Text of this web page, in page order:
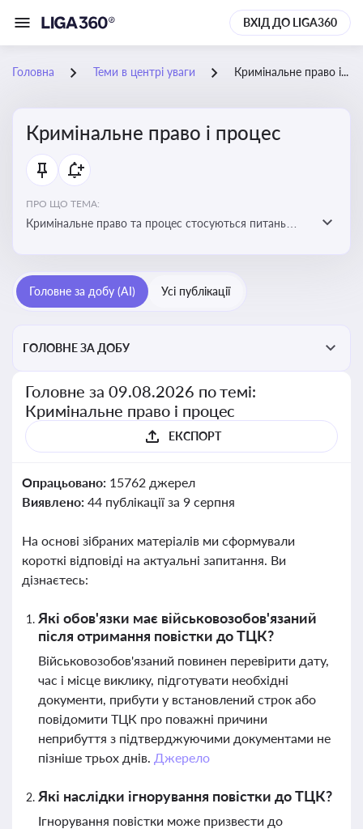
ВХІД ДО LIGA360
Головна Теми в центрі уваги Кримінальне право і процес
Кримінальне право і процес
ПРО ЩО ТЕМА:
Кримінальне право та процес стосуються питань
Головне за добу (AI) Усі публікації
ГОЛОВНЕ ЗА ДОБУ
Головне за 09.08.2026 по темі:
Кримінальне право і процес
ЕКСПОРТ
Опрацьовано: 15762 джерел
Виявлено: 44 публікації за 9 серпня
На основі зібраних матеріалів ми сформували
короткі відповіді на актуальні запитання. Ви
дізнаєтесь:
Які обов'язки має військовозобов'язаний
після отримання повістки до ТЦК?
Військовозобов'язаний повинен перевірити дату,
час і місце виклику, підготувати необхідні
документи, прибути у встановлений строк або
повідомити ТЦК про поважні причини
неприбуття з підтверджуючими документами не
пізніше трьох днів. Джерело
Які наслідки ігнорування повістки до ТЦК?
Ігнорування повістки може призвести до